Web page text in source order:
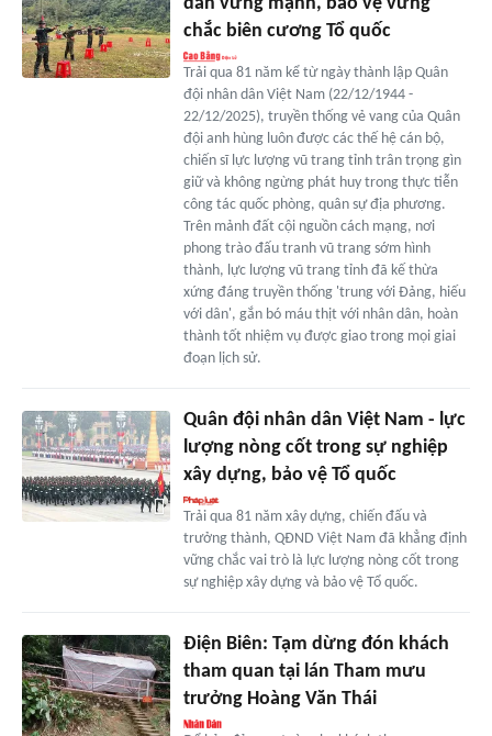
dân vững mạnh, bảo vệ vững
chắc biên cương Tổ quốc
Trải qua 81 năm kể từ ngày thành lập Quân
đội nhân dân Việt Nam (22/12/1944 -
22/12/2025), truyền thống vẻ vang của Quân
đội anh hùng luôn được các thế hệ cán bộ,
chiến sĩ lực lượng vũ trang tỉnh trân trọng gìn
giữ và không ngừng phát huy trong thực tiễn
công tác quốc phòng, quân sự địa phương.
Trên mảnh đất cội nguồn cách mạng, nơi
phong trào đấu tranh vũ trang sớm hình
thành, lực lượng vũ trang tỉnh đã kế thừa
xứng đáng truyền thống 'trung với Đảng, hiếu
với dân', gắn bó máu thịt với nhân dân, hoàn
thành tốt nhiệm vụ được giao trong mọi giai
đoạn lịch sử.
Quân đội nhân dân Việt Nam - lực
lượng nòng cốt trong sự nghiệp
xây dựng, bảo vệ Tổ quốc
Trải qua 81 năm xây dựng, chiến đấu và
trưởng thành, QĐND Việt Nam đã khẳng định
vững chắc vai trò là lực lượng nòng cốt trong
sự nghiệp xây dựng và bảo vệ Tổ quốc.
Điện Biên: Tạm dừng đón khách
tham quan tại lán Tham mưu
trưởng Hoàng Văn Thái